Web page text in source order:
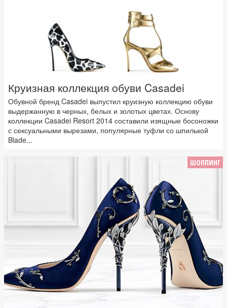
Круизная коллекция обуви Casadei
Обувной бренд Casadei выпустил круизную коллекцию обуви
выдержанную в черных, белых и золотых цветах. Основу
коллекции Casadei Resort 2014 составили изящные босоножки
с сексуальными вырезами, популярные туфли со шпилькой
Blade...
ШОППИНГ